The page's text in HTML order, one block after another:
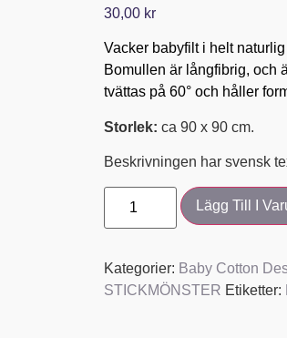
30,00 kr
Vacker babyfilt i helt
Bomullen är långfibrig, och
tvättas på 60° och håller
Storlek: ca 90 x 90 cm.
Beskrivningen har svensk
Lägg Till I
Kategorier: Baby Cotton
STICKMÖNSTER Etiketter: